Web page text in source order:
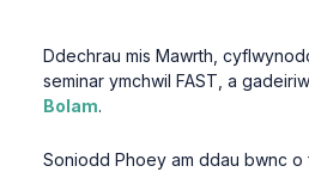
Ddechrau mis Mawrth,
seminar ymchwil FAST, a
Bolam.
Soniodd Phoey am ddau bwnc o